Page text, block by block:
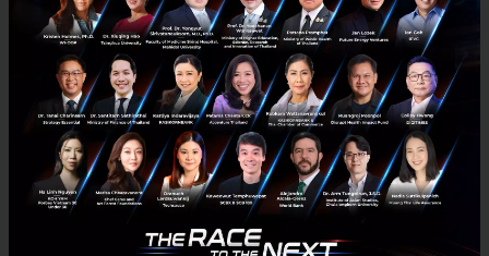
แบบเฉพาะบุคคลในอนาคต
สรุป Key Takeaways จากงาน MEGA TECH FORUM 2022 by Techsauce
ในหัวข้อ Personalized Healthcare - From the Genome to the Mobile
Phone กับ Farid Bidgoli, General Manager ของ Roche ประเ...
กุมภาพันธ์ 14, 2022| By Techsauce Team
Tech & Biz Roche Genome Personalized Healthcare
mega-tech-forum-2022-by-techsauce